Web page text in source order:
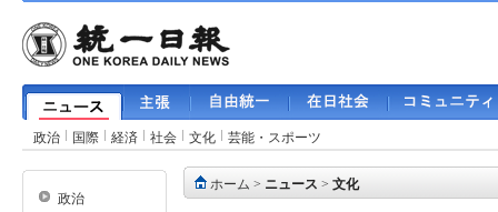
政治 国際 経済 社会 文化 芸能・スポーツ
政治
ホーム > ニュース > 文化